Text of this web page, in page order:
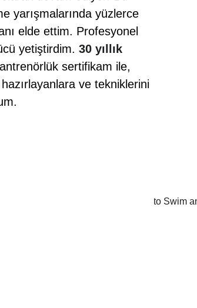
yarışmalarında yüzlerce
elde ettim. Profesyonel
yetiştirdim. 30 yıllık
sertifikam ile,
ve tekniklerini